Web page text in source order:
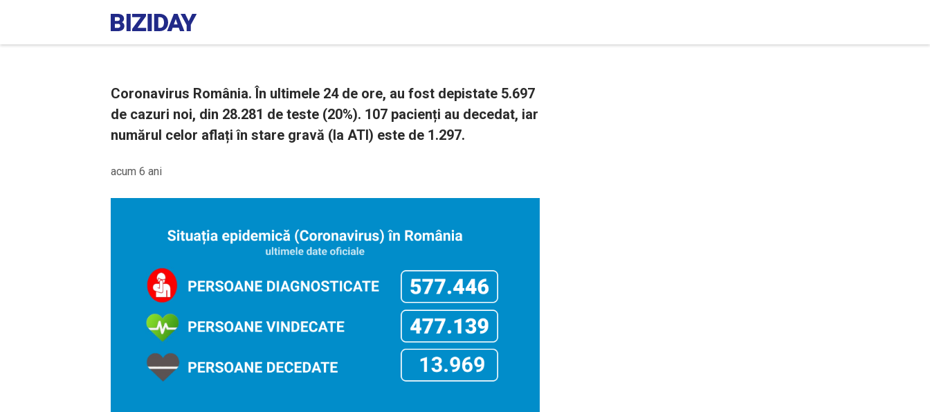
Coronavirus România. În ultimele 24 de ore, au fost depistate 5.697
de cazuri noi, din 28.281 de teste (20%). 107 pacienți au decedat, iar
numărul celor aflați în stare gravă (la ATI) este de 1.297.
acum 6 ani